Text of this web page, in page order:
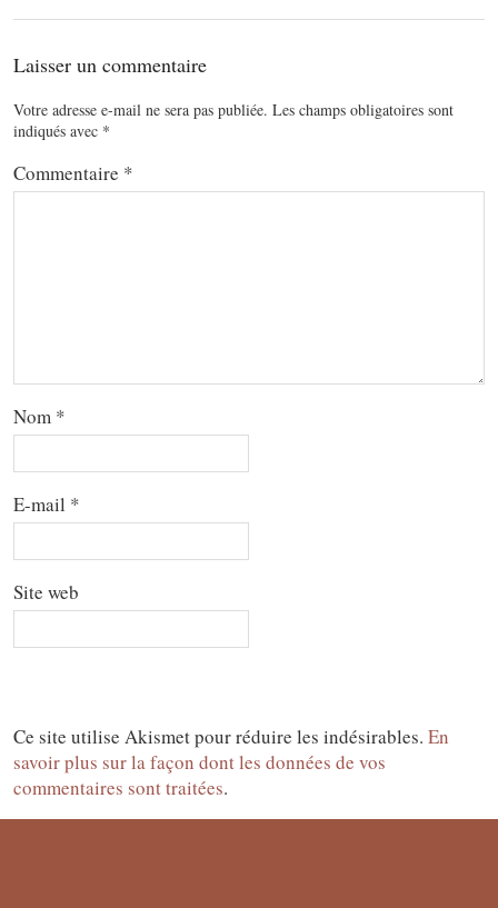
Laisser un commentaire
Votre adresse e-mail ne sera pas publiée. Les champs obligatoires sont
indiqués avec *
Commentaire *
Nom *
E-mail *
Site web
Ce site utilise Akismet pour réduire les indésirables. En
savoir plus sur la façon dont les données de vos
commentaires sont traitées.